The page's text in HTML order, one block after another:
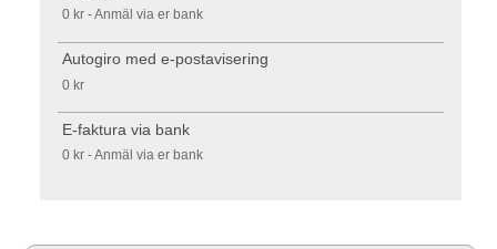
0 kr - Anmäl via er bank
Autogiro med e-postavisering
0 kr
E-faktura via bank
0 kr - Anmäl via er bank